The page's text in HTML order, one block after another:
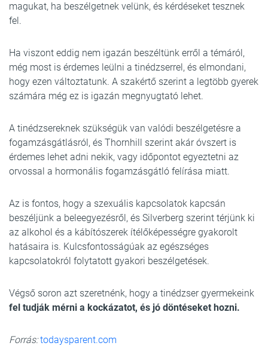
magukat, ha beszélgetnek velünk, és kérdéseket tesznek
fel.
Ha viszont eddig nem igazán beszéltünk erről a témáról,
még most is érdemes leülni a tinédzserrel, és elmondani,
hogy ezen változtatunk. A szakértő szerint a legtöbb gyerek
számára még ez is igazán megnyugtató lehet.
A tinédzsereknek szükségük van valódi beszélgetésre a
fogamzásgátlásról, és Thornhill szerint akár óvszert is
érdemes lehet adni nekik, vagy időpontot egyeztetni az
orvossal a hormonális fogamzásgátló felírása miatt.
Az is fontos, hogy a szexuális kapcsolatok kapcsán
beszéljünk a beleegyezésről, és Silverberg szerint térjünk ki
az alkohol és a kábítószerek ítélőképességre gyakorolt
hatásaira is. Kulcsfontosságúak az egészséges
kapcsolatokról folytatott gyakori beszélgetések.
Végső soron azt szeretnénk, hogy a tinédzser gyermekeink
fel tudják mérni a kockázatot, és jó döntéseket hozni.
Forrás: todaysparent.com